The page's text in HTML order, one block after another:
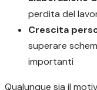
perdita del
Crescita
superare
importanti
Qualunque sia il